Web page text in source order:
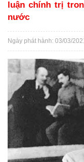
luận chính trị
nước
Ngày phát hành: 03/03/